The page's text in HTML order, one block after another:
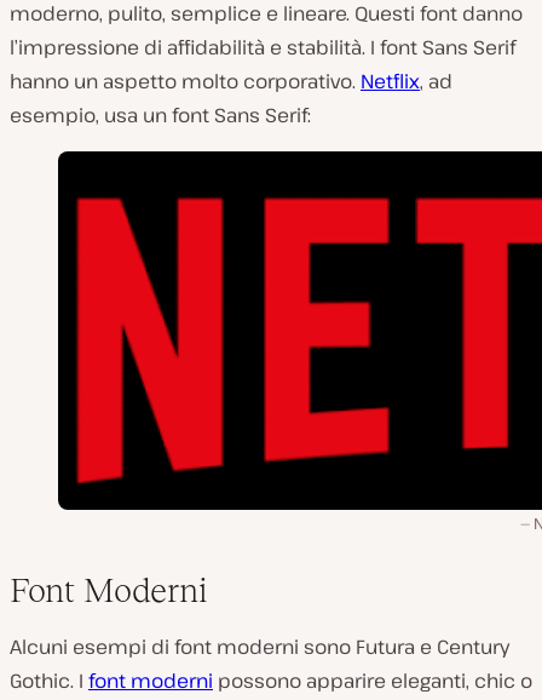
moderno, pulito, semplice e lineare. Questi font danno
l’impressione di affidabilità e stabilità. I font Sans Serif
hanno un aspetto molto corporativo. Netflix, ad
esempio, usa un font Sans Serif:
Font Moderni
Alcuni esempi di font moderni sono Futura e Century
Gothic. I font moderni possono apparire eleganti, chic o